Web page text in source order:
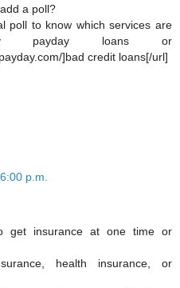
a poll?
poll to know which services are
payday loans or
]bad credit loans[/url]
p.m.
get insurance at one time or
health insurance, or